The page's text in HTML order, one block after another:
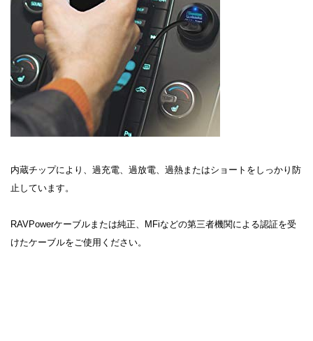
内蔵チップにより、過充電、過放電、過熱またはショートをしっかり防
止しています。
RAVPowerケーブルまたは純正、MFiなどの第三者機関による認証を受
けたケーブルをご使用ください。